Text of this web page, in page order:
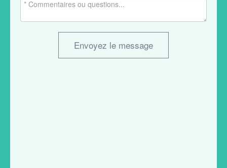
Envoyez le message